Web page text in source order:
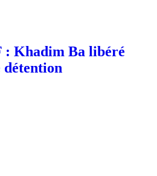
Khadim Ba libéré
détention